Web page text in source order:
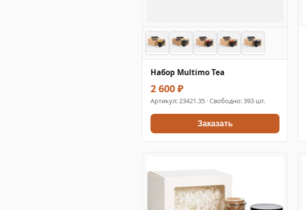
Набор Multimo Tea
2 600 ₽
Артикул:23421.35 · Свободно: 393 шт.
Заказать